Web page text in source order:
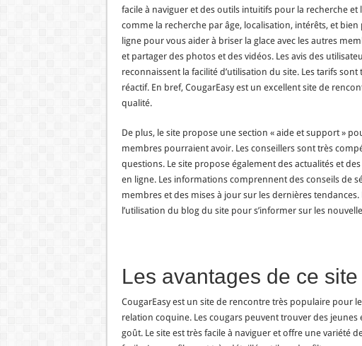
facile à naviguer et des outils intuitifs pour la recherche
comme la recherche par âge, localisation, intérêts, et bien
ligne pour vous aider à briser la glace avec les autres
et partager des photos et des vidéos. Les avis des
reconnaissent la facilité d’utilisation du site. Les tarifs
réactif. En bref, CougarEasy est un excellent site de
qualité.
De plus, le site propose une section « aide et support »
membres pourraient avoir. Les conseillers sont très
questions. Le site propose également des actualités et
en ligne. Les informations comprennent des conseils de
membres et des mises à jour sur les dernières
l’utilisation du blog du site pour s’informer sur les
Les avantages de ce
CougarEasy est un site de rencontre très populaire pour
relation coquine. Les cougars peuvent trouver des
goût. Le site est très facile à naviguer et offre une variété